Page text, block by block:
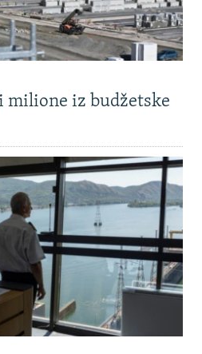
milione iz budžetske